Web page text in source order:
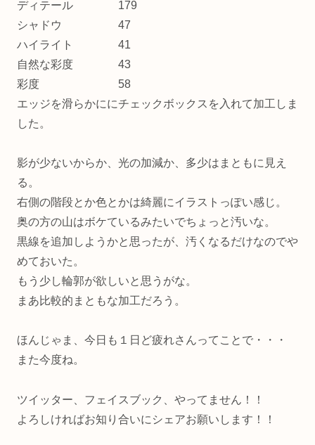
ディテール 179
シャドウ 47
ハイライト 41
自然な彩度 43
彩度 58
エッジを滑らかににチェックボックスを入れて加工しま
した。
影が少ないからか、光の加減か、多少はまともに見え
る。
右側の階段とか色とかは綺麗にイラストっぽい感じ。
奥の方の山はボケているみたいでちょっと汚いな。
黒線を追加しようかと思ったが、汚くなるだけなのでや
めておいた。
もう少し輪郭が欲しいと思うがな。
まあ比較的まともな加工だろう。
ほんじゃま、今日も１日ど疲れさんってことで・・・
また今度ね。
ツイッター、フェイスブック、やってません！！
よろしければお知り合いにシェアお願いします！！